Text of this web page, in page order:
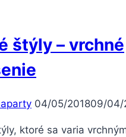
štýly – vrchné
04/05/201809/04/
ktoré sa varia